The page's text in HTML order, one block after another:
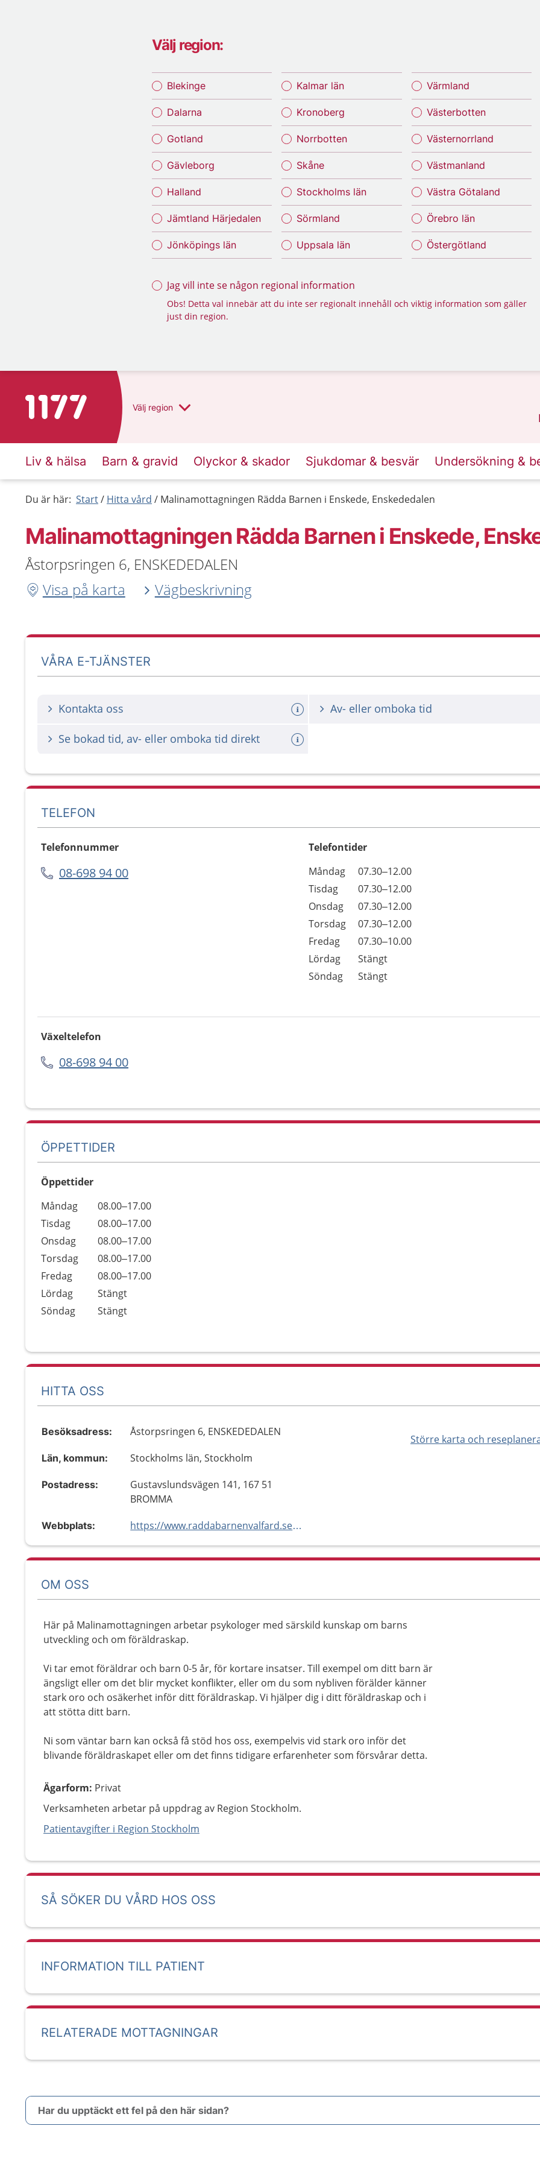
Välj region:
Blekinge
Dalarna
Gotland
Gävleborg
Halland
Jämtland Härjedalen
Jönköpings län
Kalmar län
Kronoberg
Norrbotten
Skåne
Stockholms län
Sörmland
Uppsala län
Värmland
Västerbotten
Västernorrland
Västmanland
Västra Götaland
Örebro län
Östergötland
Jag vill inte se någon regional information
Obs! Detta val innebär att du inte ser regionalt innehåll och viktig information som gäller
just din region.
Till startsidan för 1177 Välj region
Liv & hälsa Barn & gravid Olyckor & skador Sjukdomar & besvär Undersökning &
Du är här: Start Hitta vård Malinamottagningen Rädda Barnen i Enskede, Enskededalen
Malinamottagningen Rädda Barnen i Enskede,
Åstorpsringen 6, ENSKEDEDALEN
Visa på karta
Vägbeskrivning
VÅRA E-TJÄNSTER
Kontakta oss Av- eller omboka tid
Se bokad tid, av- eller omboka tid direkt
TELEFON
Telefonnummer
08-698 94 00
Telefontider
Dag
Öppettider
Kommentarer
Måndag
07.30–12.00
Tisdag
07.30–12.00
Onsdag
07.30–12.00
Torsdag
07.30–12.00
Fredag
07.30–10.00
Lördag
Stängt
Söndag
Stängt
Växeltelefon
08-698 94 00
ÖPPETTIDER
Öppettider
Dag
Öppettider
Kommentarer
Måndag
08.00–17.00
Tisdag
08.00–17.00
Onsdag
08.00–17.00
Torsdag
08.00–17.00
Fredag
08.00–17.00
Lördag
Stängt
Söndag
Stängt
HITTA OSS
Större karta och
Besöksadress: Åstorpsringen 6, ENSKEDEDALEN
Län, kommun: Stockholms län, Stockholm
Postadress:
Gustavslundsvägen 141, 167 51
BROMMA
Webbplats: https://www.raddabarnenvalfard.se/vard-och-omsorg
OM OSS
Här på Malinamottagningen arbetar psykologer med särskild kunskap om barns
utveckling och om föräldraskap.
Vi tar emot föräldrar och barn 0-5 år, för kortare insatser. Till exempel om ditt barn är
ängsligt eller om det blir mycket konflikter, eller om du som nybliven förälder känner
stark oro och osäkerhet inför ditt föräldraskap. Vi hjälper dig i ditt föräldraskap och i
att stötta ditt barn.
Ni som väntar barn kan också få stöd hos oss, exempelvis vid stark oro inför det
blivande föräldraskapet eller om det finns tidigare erfarenheter som försvårar detta.
Ägarform: Privat
Verksamheten arbetar på uppdrag av Region Stockholm.
Patientavgifter i Region Stockholm
SÅ SÖKER DU VÅRD HOS OSS
INFORMATION TILL PATIENT
RELATERADE MOTTAGNINGAR
Har du upptäckt ett fel på den här sidan?